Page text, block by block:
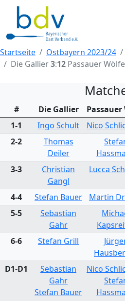
Startseite Ostbayern 2023/24
Die Gallier3:12 Passauer Wölfe
# Die Gallier Passauer
1-1
Ingo Schult Nico
2-2
Thomas
Deiler
3-3
Christian
Gangl
Lucca
4-4 Stefan Bauer Martin
5-5
Sebastian
Gahr
6-6 Stefan Grill
D1-D1
Sebastian
Gahr
Stefan Bauer
Nico